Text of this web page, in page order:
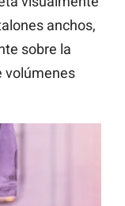
anchos,
sobre la
volúmenes